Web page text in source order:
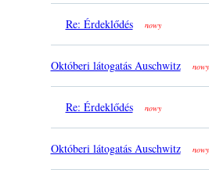
Re: Érdeklődés nowy
Októberi látogatás Auschwitz nowy
Re: Érdeklődés nowy
Októberi látogatás Auschwitz nowy